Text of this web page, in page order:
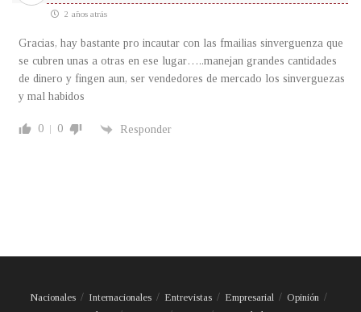
2 años atrás
Gracias, hay bastante pro incautar con las fmailias sinverguenza que
se cubren unas a otras en ese lugar…..manejan grandes cantidades
de dinero y fingen aun, ser vendedores de mercado los sinverguezas
y mal habidos
0 0 Responder
Nacionales Internacionales Entrevistas Empresarial
Opinión